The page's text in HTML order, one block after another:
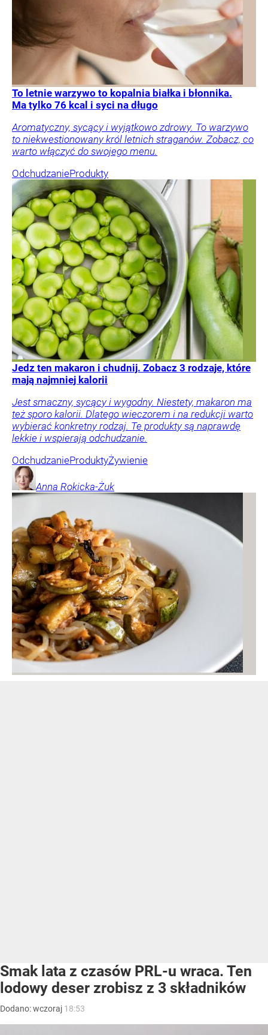
To letnie warzywo to kopalnia białka i błonnika.
Ma tylko 76 kcal i syci na długo
Aromatyczny, sycący i wyjątkowo zdrowy. To warzywo
to niekwestionowany król letnich straganów. Zobacz, co
warto włączyć do swojego menu.
OdchudzanieProdukty
Jedz ten makaron i chudnij. Zobacz 3 rodzaje, które
mają najmniej kalorii
Jest smaczny, sycący i wygodny. Niestety, makaron ma
też sporo kalorii. Dlatego wieczorem i na redukcji warto
wybierać konkretny rodzaj. Te produkty są naprawdę
lekkie i wspierają odchudzanie.
OdchudzanieProduktyŻywienie
Anna Rokicka-Żuk
Smak lata z czasów PRL-u wraca. Ten
lodowy deser zrobisz z 3 składników
Dodano:wczoraj 18:53